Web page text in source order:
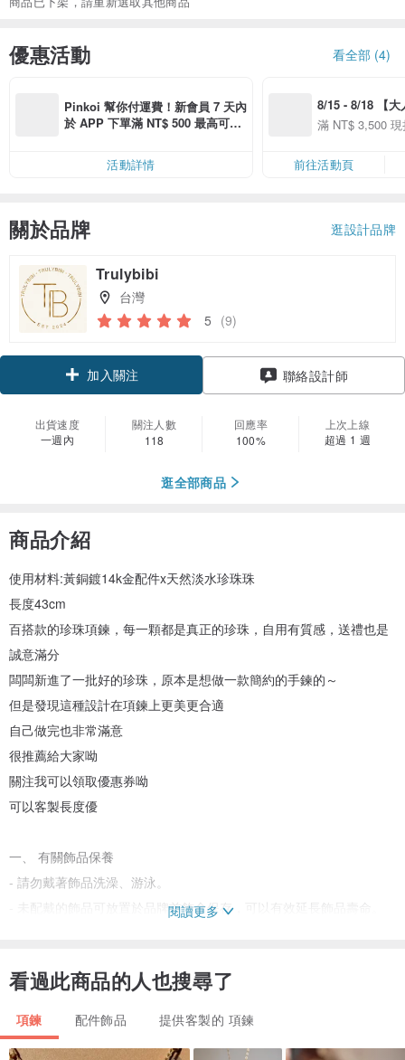
優惠活動 看全部 (4)
Pinkoi 幫你付運費！新會員 7 天內
於 APP 下單滿 NT$ 500 最高可折
活動詳情
8/15 - 8/18 【大
季】滿
50
滿 NT$ 3,500
前往活動頁
關於品牌 逛設計品牌
Trulybibi
台灣
5 (9)
加入關注 聯絡設計師
出貨速度
一週內
關注人數
118
回應率
100%
上次上線
超過 1 週
逛全部商品
商品介紹
使用材料:黃銅鍍14k金配件x天然淡水珍珠珠
長度43cm
百搭款的珍珠項鍊，每一顆都是真正的珍珠，自用有質感，送禮也是
誠意滿分
闆闆新進了一批好的珍珠，原本是想做一款簡約的手鍊的～
但是發現這種設計在項鍊上更美更合適
自己做完也非常滿意
很推薦給大家呦
關注我可以領取優惠券呦
可以客製長度優
一、 有關飾品保養
- 請勿戴著飾品洗澡、游泳。
- 未配戴的飾品可放置於品牌首飾盒保存，可以有效延長飾品壽命。
- 商品皆為手工製作，會根據您的需求，幫您客製化。因此會在收到
1.大部分商品製作時間會在5-10天
閱讀更多
看過此商品的人也搜尋了
項鍊 配件飾品 提供客製的 項鍊